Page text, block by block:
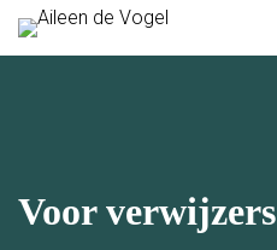
Voor verwijzers